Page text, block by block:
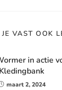
VAST OOK
in actie
Kledingbank
maart 2, 2024